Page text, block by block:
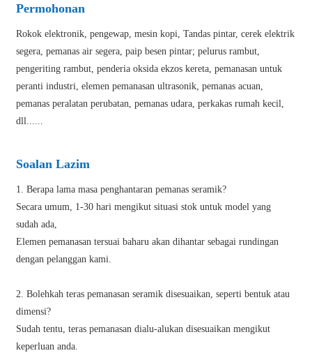
Permohonan
Rokok elektronik, pengewap, mesin kopi, Tandas pintar, cerek elektrik
segera, pemanas air segera, paip besen pintar; pelurus rambut,
pengeriting rambut, penderia oksida ekzos kereta, pemanasan untuk
peranti industri, elemen pemanasan ultrasonik, pemanas acuan,
pemanas peralatan perubatan, pemanas udara, perkakas rumah kecil,
dll......
Soalan Lazim
1. Berapa lama masa penghantaran pemanas seramik?
Secara umum, 1-30 hari mengikut situasi stok untuk model yang
sudah ada,
Elemen pemanasan tersuai baharu akan dihantar sebagai rundingan
dengan pelanggan kami.
2. Bolehkah teras pemanasan seramik disesuaikan, seperti bentuk atau
dimensi?
Sudah tentu, teras pemanasan dialu-alukan disesuaikan mengikut
keperluan anda.